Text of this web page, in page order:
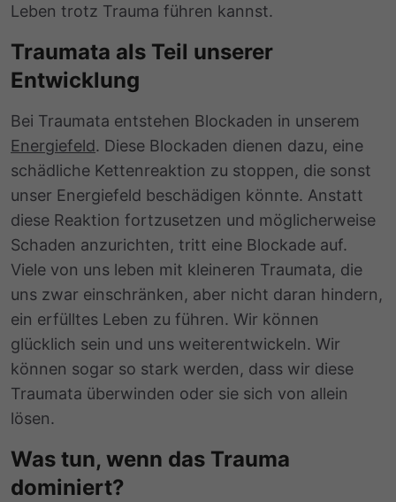
Leben trotz Trauma führen kannst.
Traumata als Teil unserer
Entwicklung
Bei Traumata entstehen Blockaden in unserem
Energiefeld. Diese Blockaden dienen dazu, eine
schädliche Kettenreaktion zu stoppen, die sonst
unser Energiefeld beschädigen könnte. Anstatt
diese Reaktion fortzusetzen und möglicherweise
Schaden anzurichten, tritt eine Blockade auf.
Viele von uns leben mit kleineren Traumata, die
uns zwar einschränken, aber nicht daran hindern,
ein erfülltes Leben zu führen. Wir können
glücklich sein und uns weiterentwickeln. Wir
können sogar so stark werden, dass wir diese
Traumata überwinden oder sie sich von allein
lösen.
Was tun, wenn das Trauma
dominiert?